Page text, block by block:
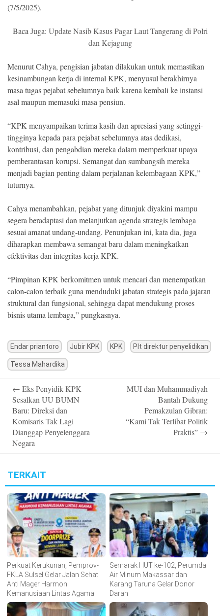
(7/5/2025).
Baca Juga: Update Nasib Kasus Pagar Laut Tangerang di Polri
dan Kejagung
Menurut Cahya, pengisian jabatan dilakukan untuk memastikan
kesinambungan kerja di internal KPK, menyusul berakhirnya
masa tugas pejabat sebelumnya baik karena kembali ke instansi
asal maupun memasuki masa pensiun.
“KPK menyampaikan terima kasih dan apresiasi yang setinggi-
tingginya kepada para pejabat sebelumnya atas dedikasi,
kontribusi, dan pengabdian mereka dalam memperkuat upaya
pemberantasan korupsi. Semangat dan sumbangsih mereka
menjadi bagian penting dalam perjalanan kelembagaan KPK,”
tuturnya.
Cahya menambahkan, pejabat yang ditunjuk diyakini mampu
segera beradaptasi dan melanjutkan agenda strategis lembaga
sesuai amanat undang-undang. Penunjukan ini, kata dia, juga
diharapkan membawa semangat baru dalam meningkatkan
efektivitas dan integritas kerja KPK.
“Pimpinan KPK berkomitmen untuk mencari dan menempatkan
calon-calon terbaik guna menduduki jabatan strategis pada jajaran
struktural dan fungsional, sehingga dapat mendukung proses
bisnis utama lembaga,” pungkasnya.
Endar priantoro Jubir KPK KPK Plt direktur penyelidikan
Tessa Mahardika
navigation
← Eks Penyidik KPK
Sesalkan UU BUMN
Baru: Direksi dan
Komisaris Tak Lagi
Dianggap Penyelenggara
Negara
MUI dan Muhammadiyah
Bantah Dukung
Pemakzulan Gibran:
“Kami Tak Terlibat Politik
Praktis” →
TERKAIT
Perkuat Kerukunan, Pemprov-
FKLA Sulsel Gelar Jalan Sehat
Anti Mager Harmoni
Kemanusiaan Lintas Agama
Semarak HUT ke-102, Perumda
Air Minum Makassar dan
Karang Taruna Gelar Donor
Darah